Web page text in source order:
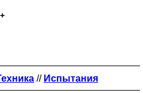
// Испытания